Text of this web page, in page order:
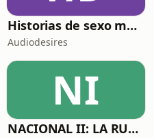
Historias de sexo muy intensas y calientes
Audiodesires
NI
NACIONAL II: LA RUTA DEL EXILIO